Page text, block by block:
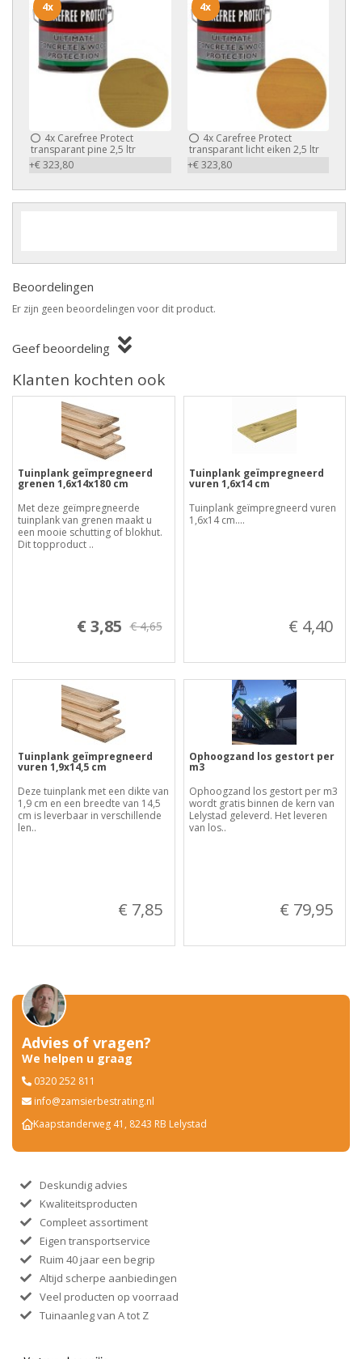
4x Carefree Protect
transparant pine 2,5 ltr
+€ 323,80
4x
4xCarefree Protect
transparant licht eiken 2,5 ltr
+€ 323,80
4x
Beoordelingen
Er zijn geen beoordelingen voor dit product.
Geef beoordeling
Klanten kochten ook
Tuinplank geïmpregneerd
grenen 1,6x14x180 cm
Met deze geïmpregneerde
tuinplank van grenen maakt u
een mooie schutting of blokhut.
Dit topproduct ..
€ 3,85 € 4,65
Tuinplank geïmpregneerd
vuren 1,6x14 cm
Tuinplank geïmpregneerd vuren
1,6x14 cm....
€ 4,40
Tuinplank geïmpregneerd
vuren 1,9x14,5 cm
Deze tuinplank met een dikte van
1,9 cm en een breedte van 14,5
cm is leverbaar in verschillende
len..
€ 7,85
Ophoogzand los gestort per
m3
Ophoogzand los gestort per m3
wordt gratis binnen de kern van
Lelystad geleverd. Het leveren
van los..
€ 79,95
Advies of vragen?
We helpen u graag
0320 252 811
info@zamsierbestrating.nl
Kaapstanderweg 41, 8243 RB Lelystad
Deskundig advies
Kwaliteitsproducten
Compleet assortiment
Eigen transportservice
Ruim 40 jaar een begrip
Altijd scherpe aanbiedingen
Veel producten op voorraad
Tuinaanleg van A tot Z